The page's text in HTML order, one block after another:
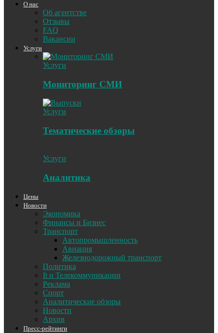
О нас
Об агентстве
Отзывы
FAQ
Вакансии
Услуги
Услуги
Мониторинг СМИ
Услуги
Тематические обзоры
Услуги
Аналитика
Цены
Новости
Экономика
Финансы и Бизнес
Транспорт
Автопромышленность
Авиация
Железнодорожный транспорт
Политика
It и Телекоммуникации
Реклама
Спорт
Аналитические обзоры
Новости
Архив
Пресс-рейтинги